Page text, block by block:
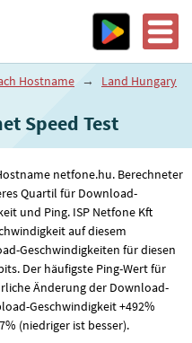
Hostname →
Land Hungary
Speed ​​Test
netfone.hu. Berechneter
Quartil für Download-
und Ping. ISP Netfone Kft
auf diesem
Geschwindigkeiten für diesen
Der häufigste Ping-Wert für
Änderung der Download-
Geschwindigkeit +492%
(niedriger ist besser).